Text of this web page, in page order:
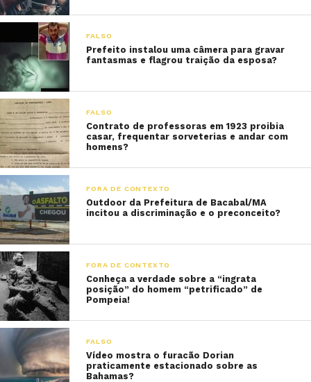
FALSO
Prefeito instalou uma câmera para gravar
fantasmas e flagrou traição da esposa?
FALSO
Contrato de professoras em 1923 proibia
casar, frequentar sorveterias e andar com
homens?
FORA DE CONTEXTO
Outdoor da Prefeitura de Bacabal/MA
incitou a discriminação e o preconceito?
FORA DE CONTEXTO
Conheça a verdade sobre a “ingrata
posição” do homem “petrificado” de
Pompeia!
FALSO
Vídeo mostra o furacão Dorian
praticamente estacionado sobre as
Bahamas?